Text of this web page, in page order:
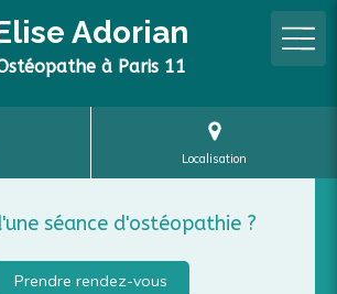
Adorian
à Paris 11
Localisation
séance d'ostéopathie ?
Prendre rendez-vous